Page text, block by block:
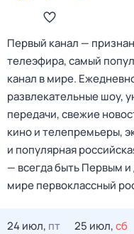
Первый канал —
телеэфира, самый
канал в мире.
развлекательные шоу,
передачи, свежие
кино и телепремьеры,
и популярная
— всегда быть Первым
мире первоклассный
24 июл, пт 25 июл,сб